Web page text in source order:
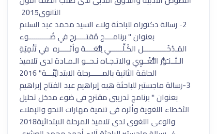
الثانوى2015
2- رسالة دكتوراه للباحثة ولاء السيد محمد عبد السلام
بعنوان " برنامــــج مُقتـــــرح في ضُـــــــــــوء
المَـدْخَــــــــــــل الكُـلِّــــــي لِلُّغــــة وأثـــــره في تَنْمِيَةِ
الـتَــنـَوُّر اللُّغَــوِي والاتـجـاه نـحــو الـمـادة لدى تلاميذ
الحلقة الثانية بالمــــــرحلة الابتدائِيَّـــة" 2016
3-رسالة ماجستير للباحثة هبه إبراهيم عبد الفتاح إبراهيم
بعنوان " برنامج تدريبى مقترح فى ضوء مدخل تحليل
الأخطاء اللغوية وأثره فى تنمية مهارات النحو والإملاء
والوعى اللغوى لدى تلاميذ المرحلة الابتدائية2018